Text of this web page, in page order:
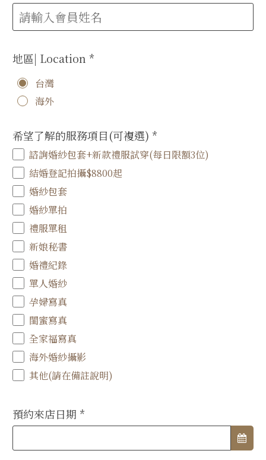
地區| Location *
台灣
海外
希望了解的服務項目(可複選) *
諮詢婚紗包套+新款禮服試穿(每日限額3位)
結婚登記拍攝$8800起
婚紗包套
婚紗單拍
禮服單租
新娘秘書
婚禮紀錄
單人婚紗
孕婦寫真
閨蜜寫真
全家福寫真
海外婚紗攝影
其他(請在備註說明)
預約來店日期 *